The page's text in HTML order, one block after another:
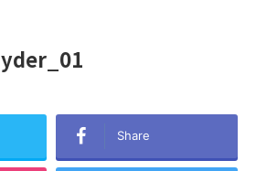
Share